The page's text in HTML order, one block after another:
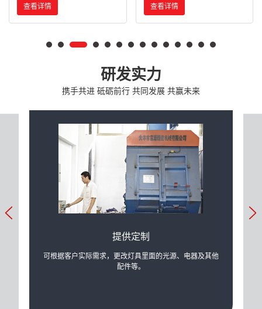
查看详情 查看详情
研发实力
携手共进 砥砺前行 共同发展 共赢未来
提供定制
可根据客户实际需求，更改灯具里面的光源、电器及其他
配件等。